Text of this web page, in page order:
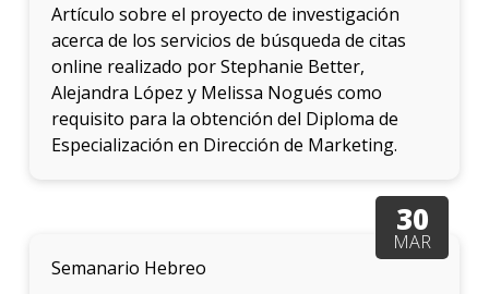
Artículo sobre el proyecto de investigación
acerca de los servicios de búsqueda de citas
online realizado por Stephanie Better,
Alejandra López y Melissa Nogués como
requisito para la obtención del Diploma de
Especialización en Dirección de Marketing.
30
MAR
Semanario Hebreo